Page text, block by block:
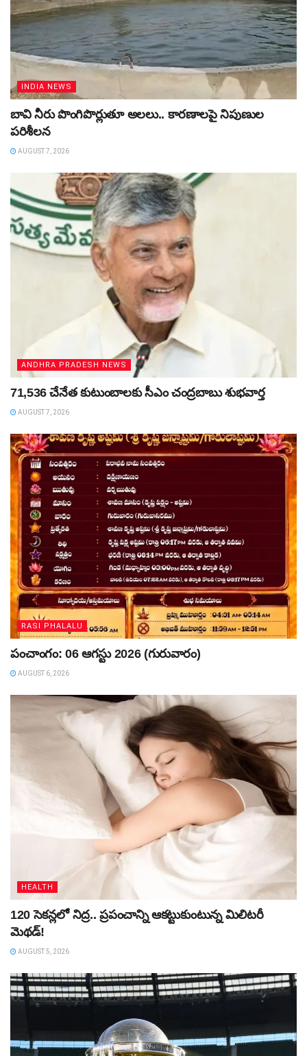
INDIA NEWS
బావి నీరు పొంగిపొర్లుతూ అలలు.. కారణాలపై నిపుణుల
పరిశీలన
AUGUST 7, 2026
ANDHRA PRADESH NEWS
71,536 చేనేత కుటుంబాలకు సీఎం చంద్రబాబు శుభవార్త
AUGUST 7, 2026
RASI PHALALU
పంచాంగం: 06 ఆగస్టు 2026 (గురువారం)
AUGUST 6, 2026
HEALTH
120 సెకన్లలో నిద్ర.. ప్రపంచాన్ని ఆకట్టుకుంటున్న మిలిటరీ
మెథడ్!
AUGUST 5, 2026